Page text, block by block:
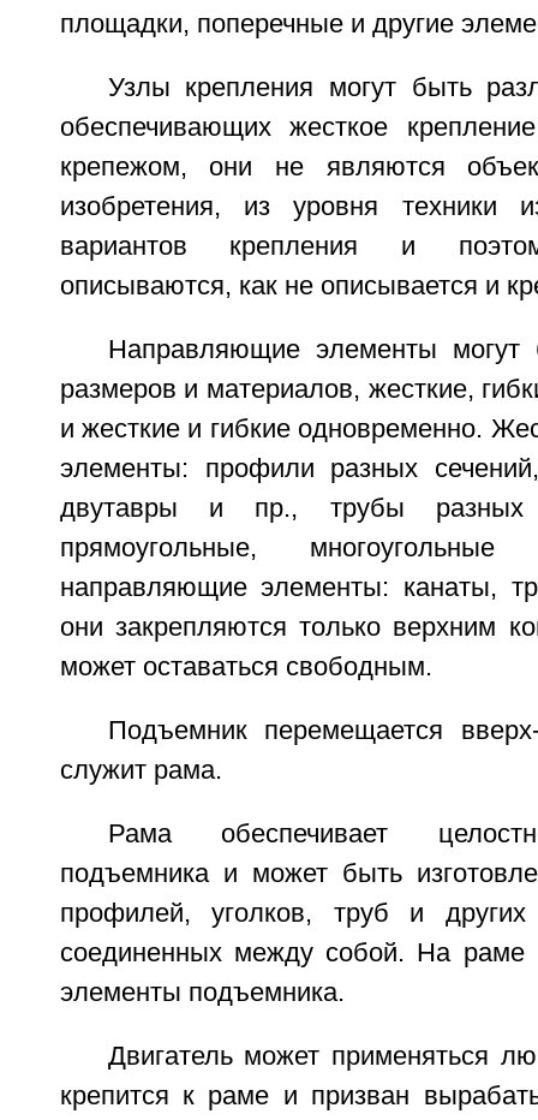
площадки, поперечные и другие
Узлы крепления могут быть
обеспечивающих жесткое
крепежом, они не являются
изобретения, из уровня техники
вариантов крепления и
описываются, как не описывается и
Направляющие элементы
размеров и материалов, жесткие,
и жесткие и гибкие одновременно.
элементы: профили разных
двутавры и пр., трубы разных
прямоугольные,
направляющие элементы: канаты,
они закрепляются только верхним
может оставаться свободным.
Подъемник перемещается
служит рама.
Рама обеспечивает
подъемника и может быть
профилей, уголков, труб и других
соединенных между собой. На раме
элементы подъемника.
Двигатель может применяться
крепится к раме и призван